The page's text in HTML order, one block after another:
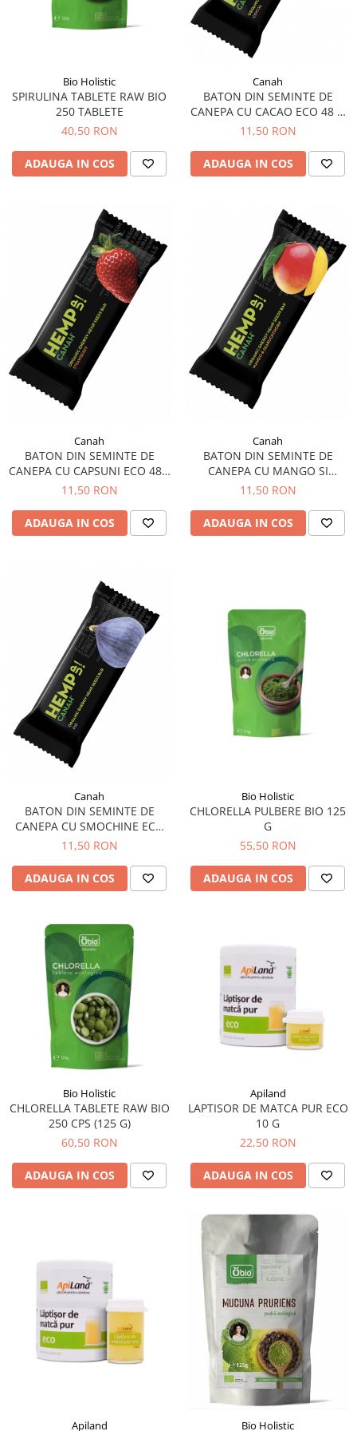
Circulație periferică deficitară
Ciroză hepatică
Colesterol
Colici intestinale
Colite, Enterocolite
Crampe, Spasme, Dureri musculare
Deparazitare
Depresie si Anxietate
Dermatită
Detoxifiere
Diabet
Digestie lentă
Dureri de gât
Echilibrare floră intestinală
Echilibru hormonal bărbați
Echilibru hormonal femei
Entorse, Luxații
Greață, Vărsături
Gripa si raceala
Hemoroizi
Imunitate
Indigestie
Infecții urinare
Infecții virale
Infertilitate femei
Inflamatii
Insomnie
Insuficiență cardiacă
Laringospasm
Leucoree
Memorie
Meteorism
Migrene
Parazitoză digestivă
Potenta
Reflux Gastro-Esofagian
Remineralizare
Îngrijire picioare
Bio Holistic
SPIRULINA TABLETE RAW BIO
250 TABLETE
40,50 RON
ADAUGA IN COS
Canah
BATON DIN SEMINTE DE
CANEPA CU CACAO ECO 48 G
CANAH
11,50 RON
ADAUGA IN COS
Canah
BATON DIN SEMINTE DE
CANEPA CU CAPSUNI ECO 48G
CANAH
11,50 RON
ADAUGA IN COS
Canah
BATON DIN SEMINTE DE
CANEPA CU MANGO SI
CATINA ECO 48 G CANAH
11,50 RON
ADAUGA IN COS
Canah
BATON DIN SEMINTE DE
CANEPA CU SMOCHINE ECO
48 G CANAH
11,50 RON
ADAUGA IN COS
Bio Holistic
CHLORELLA PULBERE BIO 125
G
55,50 RON
ADAUGA IN COS
Bio Holistic
CHLORELLA TABLETE RAW BIO
250 CPS (125 G)
60,50 RON
ADAUGA IN COS
Apiland
LAPTISOR DE MATCA PUR ECO
10 G
22,50 RON
ADAUGA IN COS
Apiland Bio Holistic